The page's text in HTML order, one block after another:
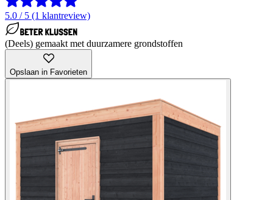
5.0 / 5 (1 klantreview)
(Deels) gemaakt met duurzamere grondstoffen
Opslaan in Favorieten